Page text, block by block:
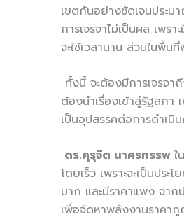
เขตกันอย่างชัดเจนประ
การเจรจาไม่เป็นผล เพร
จะใช้เวลานาน ส่วนในพื้
ทั้งนี้ จะต้องมีการเจรจ
ต้องนำเรื่องเข้าสู่รัฐสภ
เป็นอุปสรรคต่อการดำเนิ
ดร.คุรุจิต นาครทรรพ ใ
โดยเร็ว เพราะจะเป็นป
มาก และมีราคาแพง จา
เพื่อจัดหาพลังงานราคาถูก